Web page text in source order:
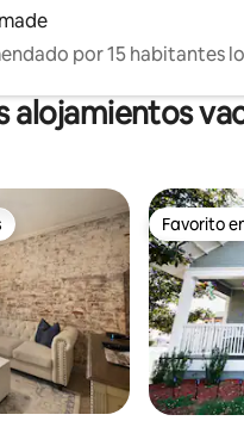
por 15 habitantes
Favorito
Favorito